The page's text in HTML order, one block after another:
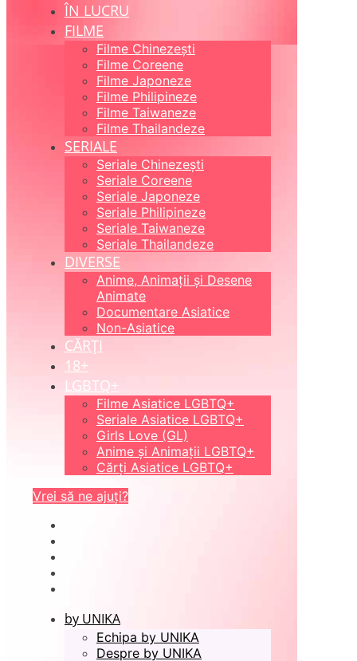
ÎN LUCRU
FILME
Filme Chinezești
Filme Coreene
Filme Japoneze
Filme Philipineze
Filme Taiwaneze
Filme Thailandeze
SERIALE
Seriale Chinezești
Seriale Coreene
Seriale Japoneze
Seriale Philipineze
Seriale Taiwaneze
Seriale Thailandeze
DIVERSE
Anime, Animații și Desene
Animate
Documentare Asiatice
Non-Asiatice
CĂRȚI
18+
LGBTQ+
Filme Asiatice LGBTQ+
Seriale Asiatice LGBTQ+
Girls Love (GL)
Anime și Animații LGBTQ+
Cărți Asiatice LGBTQ+
Vrei să ne ajuți?
by UNIKA
Echipa by UNIKA
Despre by UNIKA